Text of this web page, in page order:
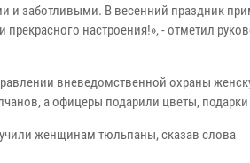
и заботливыми. В весенний праздник
настроения!», - отметил
вневедомственной охраны
а офицеры подарили цветы, подарки
женщинам тюльпаны, сказав слова